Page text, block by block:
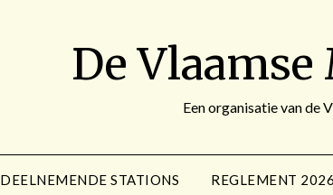
De
Een organisatie van de
DEELNEMENDE STATIONS REGLEMENT 2026